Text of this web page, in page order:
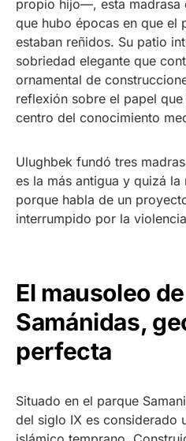
propio hijo—, esta madrasa
que hubo épocas en que el
estaban reñidos. Su patio
sobriedad elegante que
ornamental de
reflexión sobre el papel
centro del conocimiento
Ulughbek fundó tres
es la más antigua y quizá
porque habla de un
interrumpido por la
El mausoleo
Samánidas,
perfecta
Situado en el parque
del siglo IX es considerado